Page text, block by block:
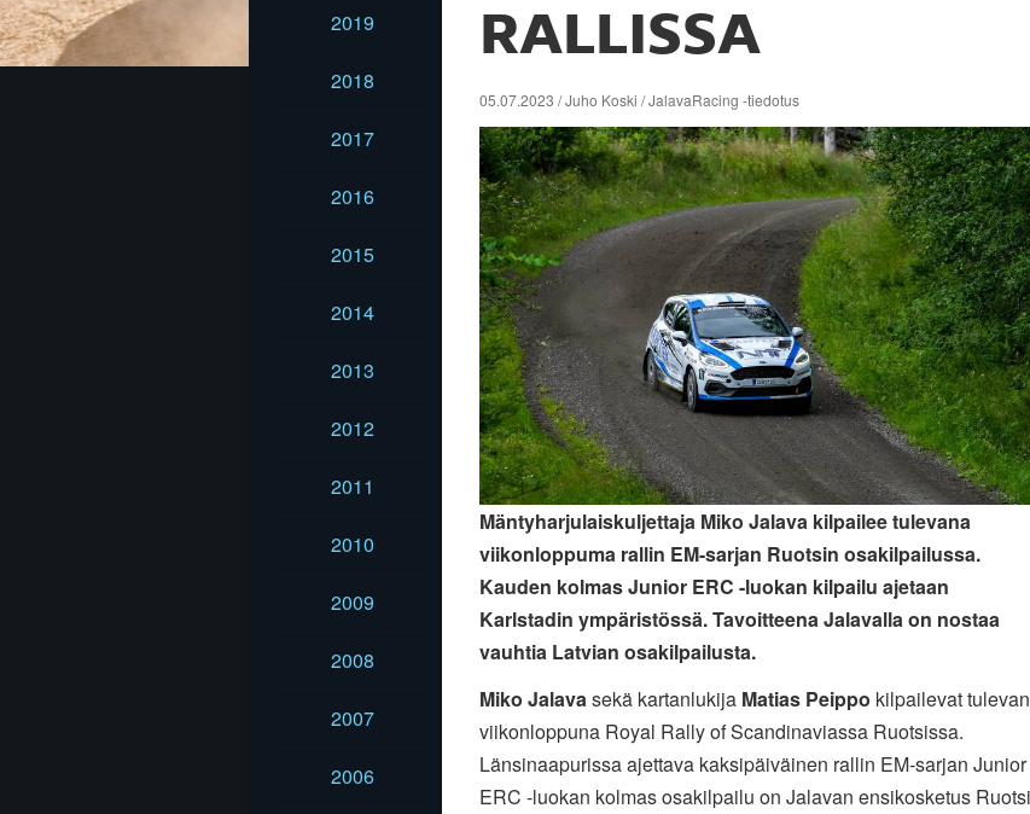
2019
2018
2017
2016
2015
2014
2013
2012
2011
2010
2009
2008
2007
2006
RALLISSA
05.07.2023 / Juho Koski / JalavaRacing -tiedotus
Mäntyharjulaiskuljettaja Miko Jalava kilpailee tulevana
viikonloppuma rallin EM-sarjan Ruotsin osakilpailussa.
Kauden kolmas Junior ERC -luokan kilpailu ajetaan
Karlstadin ympäristössä. Tavoitteena Jalavalla on nostaa
vauhtia Latvian osakilpailusta.
Miko Jalavasekä kartanlukija Matias Peippo kilpailevat
viikonloppuna Royal Rally of Scandinaviassa Ruotsissa.
Länsinaapurissa ajettava kaksipäiväinen rallin EM-sarjan Junior
ERC -luokan kolmas osakilpailu on Jalavan ensikosketus